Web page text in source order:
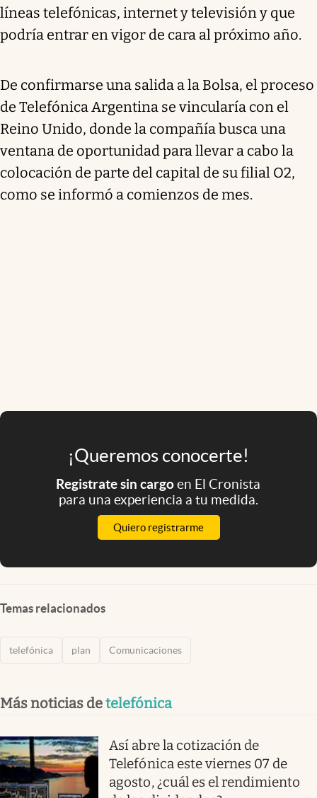
líneas telefónicas, internet y televisión y que
podría entrar en vigor de cara al próximo año.
De confirmarse una salida a la Bolsa, el proceso
de Telefónica Argentina se vincularía con el
Reino Unido, donde la compañía busca una
ventana de oportunidad para llevar a cabo la
colocación de parte del capital de su filial O2,
como se informó a comienzos de mes.
¡Queremos conocerte!
Registrate sin cargoen El Cronista
para una experiencia a tu medida.
Quiero registrarme
Temas relacionados
telefónica plan Comunicaciones
Más noticias detelefónica
Así abre la cotización de
Telefónica este viernes 07 de
agosto, ¿cuál es el rendimiento